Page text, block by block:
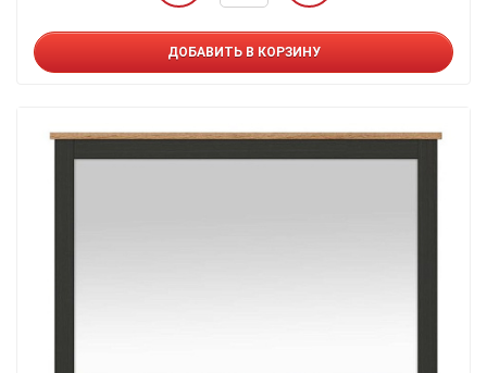
ДОБАВИТЬ В КОРЗИНУ